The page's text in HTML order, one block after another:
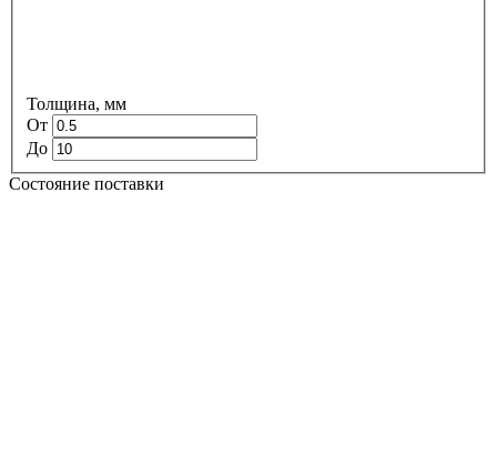
Толщина, мм
От
До
Состояние поставки